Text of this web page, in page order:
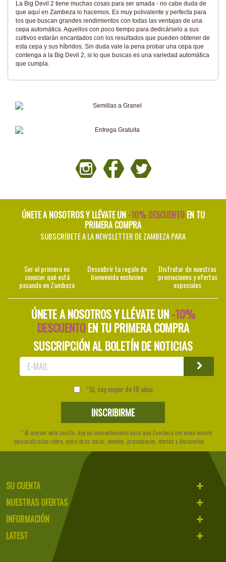
La Big Devil 2 tiene muchas cosas para ser amada - no cabe duda de
que aquí en Zambeza lo hacemos. Es muy polivalente y perfecta para
los que buscan grandes rendimientos con todas las ventajas de una
cepa automática. Aquellos con poco tiempo para dedicárselo a sus
cultivos estarán encantados con los resultados que pueden obtener de
esta cepa y sus híbridos. Sin duda vale la pena probar una cepa que
contenga a la Big Devil 2, si lo que buscas es una variedad automática
que cumpla.
ÚNETE A NOSOTROS Y LLÉVATE UN -10% DESCUENTOEN TU
PRIMERA COMPRA
SUBSCRÍBETE A LA NEWSLETTER DE ZAMBEZA PARA
Ser el primero en
conocer qué está
pasando en Zambeza
Descubrir tu regalo de
bienvenida exclusivo
Disfrutar de nuestras
promociones y ofertas
especiales
ÚNETE A NOSOTROS Y LLÉVATE UN-10%
DESCUENTOEN TU PRIMERA COMPRA
SUSCRIPCIÓN AL BOLETÍN DE NOTICIAS
Sí, soy mayor de 18 años
* Al marcar esta casilla, doy mi consentimiento para que Zambeza me envíe emails
personalizados sobre, entre otras cosas, eventos, promociones, ofertas y descuentos
SU CUENTA
NUESTRAS OFERTAS
INFORMACIÓN
LATEST